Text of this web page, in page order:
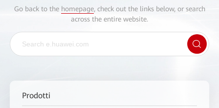
Go back to the homepage, check out the links below, or search
across the entire website.
Prodotti